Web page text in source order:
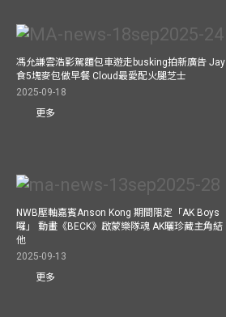
馮允謙雲浩影駕麵包車遊走busking拍新廣告 Jay
食5塊麥包做早餐 Cloud最愛配火腿芝士
2025-09-18
更多
NWB壓軸嘉賓Anson Kong 期間限定「AK Boys
囉」 動畫《BECK》啟蒙樂隊魂 AK曬珍藏主角結
他
2025-09-13
更多